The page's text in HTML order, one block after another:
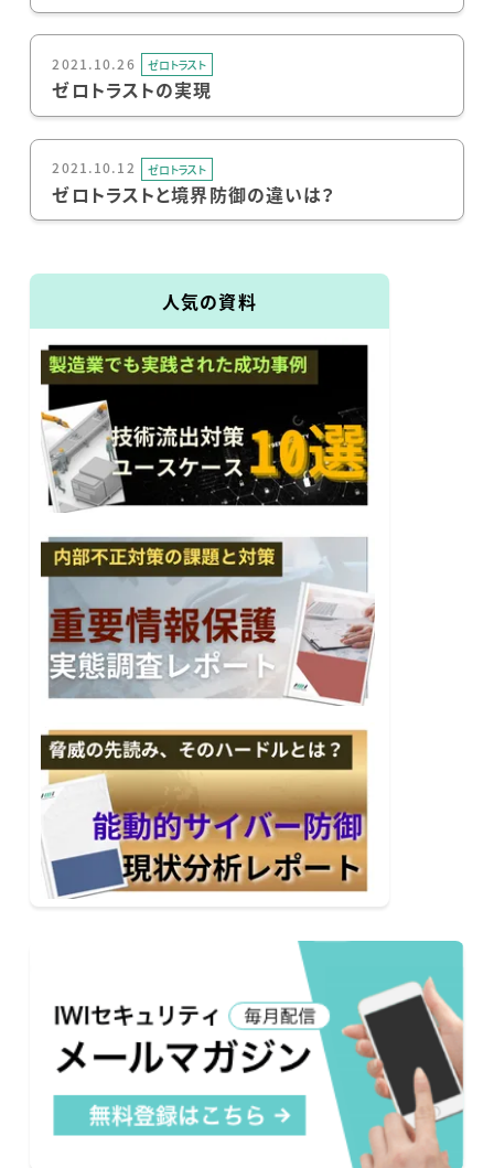
2021.10.26 ゼロトラスト
ゼロトラストの実現
2021.10.12 ゼロトラスト
ゼロトラストと境界防御の違いは？
人気の資料